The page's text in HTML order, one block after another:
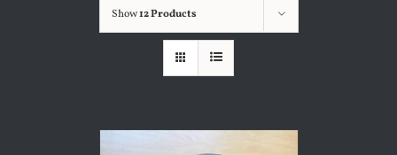
Show12 Products